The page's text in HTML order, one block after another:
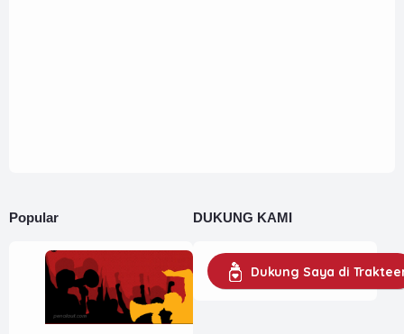
Popular DUKUNG KAMI
Dukung Saya di